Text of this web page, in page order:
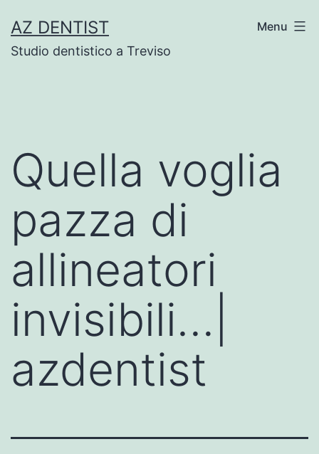
to
content
AZ DENTIST
Studio dentistico a Treviso
Menu
Quella voglia
pazza di
allineatori
invisibili…|
azdentist